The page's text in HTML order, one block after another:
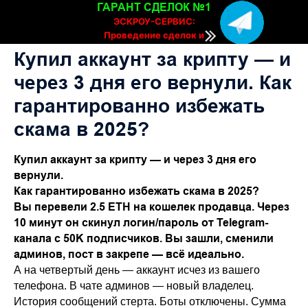
ЭСКРОУ-СЕРВИС:
Проведение сделок и
ГАРАНТ СДЕЛОК №1
Купил аккаунт за крипту — и
через 3 дня его вернули. Как
гарантированно избежать
скама в 2025?
Купил аккаунт за крипту — и через 3 дня его
вернули.
Как гарантированно избежать скама в 2025?
Вы перевели 2.5 ETH на кошелек продавца. Через
10 минут он скинул логин/пароль от Telegram-
канала с 50K подписчиков. Вы зашли, сменили
админов, пост в закрепе — всё идеально.
А на четвертый день — аккаунт исчез из вашего
телефона. В чате админов — новый владелец.
История сообщений стерта. Боты отключены. Сумма